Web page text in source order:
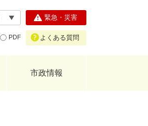
PDF
緊急・災害
よくある質問
市政情報